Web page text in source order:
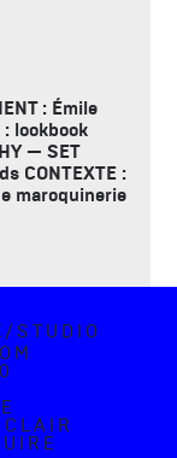
: Émile
lookbook
— SET
CONTEXTE :
maroquinerie
STUDIO